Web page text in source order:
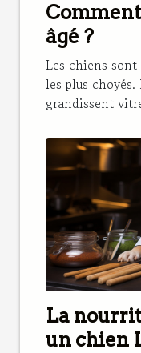
âgé ?
Les chiens
les plus
grandissent
La
un chien